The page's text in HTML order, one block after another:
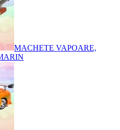
MACHETE VAPOARE,